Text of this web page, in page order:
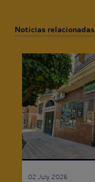
Noticias relacionadas
02 July 2026